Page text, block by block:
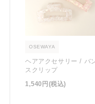
OSEWAYA
ヘアアクセサリー / バ
スクリップ
1,540円 (税込)